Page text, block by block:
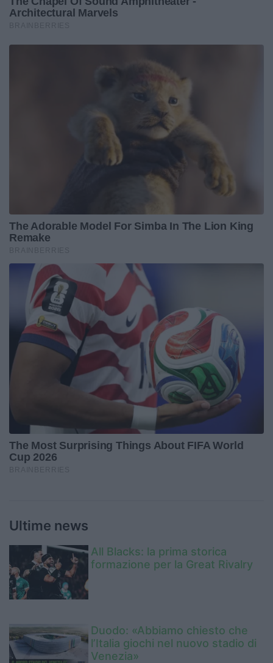
Ultime news
All Blacks: la prima storica
formazione per la Great Rivalry
Duodo: «Abbiamo chiesto che
l’Italia giochi nel nuovo stadio di
Venezia»